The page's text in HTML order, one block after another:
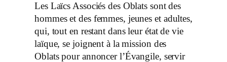
Les Laïcs Associés des Oblats sont des
hommes et des femmes, jeunes et adultes,
qui, tout en restant dans leur état de vie
laïque, se joignent à la mission des
Oblats pour annoncer l’Évangile, servir